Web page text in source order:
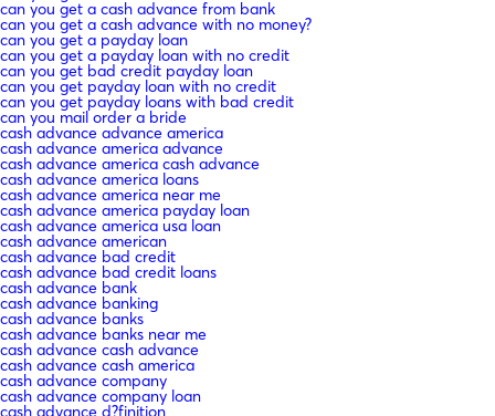
can you get a cash advance from bank
can you get a cash advance with no money?
can you get a payday loan
can you get a payday loan with no credit
can you get bad credit payday loan
can you get payday loan with no credit
can you get payday loans with bad credit
can you mail order a bride
cash advance advance america
cash advance america advance
cash advance america cash advance
cash advance america loans
cash advance america near me
cash advance america payday loan
cash advance america usa loan
cash advance american
cash advance bad credit
cash advance bad credit loans
cash advance bank
cash advance banking
cash advance banks
cash advance banks near me
cash advance cash advance
cash advance cash america
cash advance company
cash advance company loan
cash advance d?finition